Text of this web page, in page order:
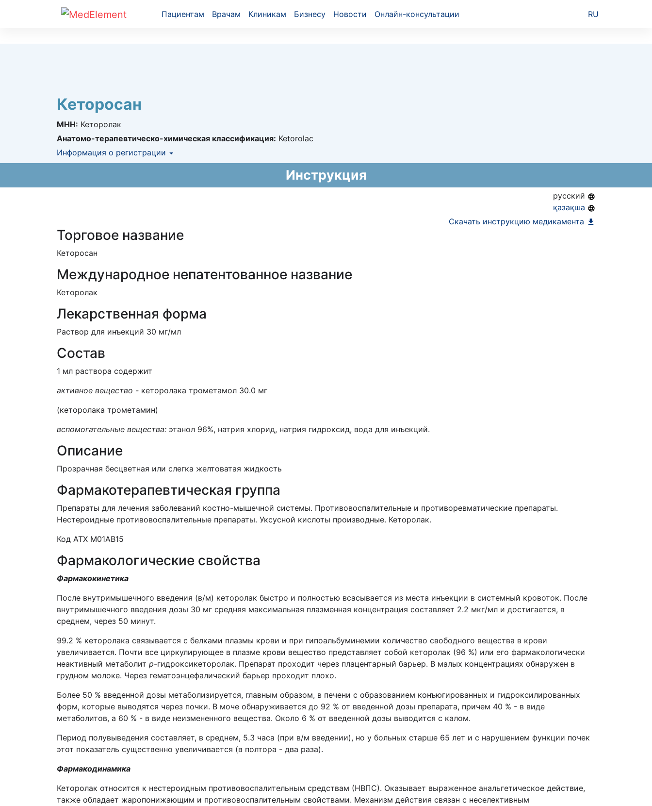
Пациентам Врачам Клиникам Бизнесу Новости Онлайн-консультации RU
Кеторосан
МНН: Кеторолак
Анатомо-терапевтическо-химическая классификация: Ketorolac
Информация о регистрации
Инструкция
русский
қазақша
Скачать инструкцию медикамента
Торговое название
Кеторосан
Международное непатентованное название
Кеторолак
Лекарственная форма
Раствор для инъекций 30 мг/мл
Состав
1 мл раствора содержит
активное вещество - кеторолака трометамол 30.0 мг
(кеторолака трометамин)
вспомогательные вещества: этанол 96%, натрия хлорид, натрия гидроксид, вода для инъекций.
Описание
Прозрачная бесцветная или слегка желтоватая жидкость
Фармакотерапевтическая группа
Препараты для лечения заболеваний костно-мышечной системы. Противовоспалительные и противоревматические препараты.
Нестероидные противовоспалительные препараты. Уксусной кислоты производные. Кеторолак.
Код АТХ M01AB15
Фармакологические свойства
Фармакокинетика
После внутримышечного введения (в/м) кеторолак быстро и полностью всасывается из места инъекции в системный кровоток. После
внутримышечного введения дозы 30 мг средняя максимальная плазменная концентрация составляет 2.2 мкг/мл и достигается, в
среднем, через 50 минут.
99.2 % кеторолака связывается с белками плазмы крови и при гипоальбуминемии количество свободного вещества в крови
увеличивается. Почти все циркулирующее в плазме крови вещество представляет собой кеторолак (96 %) или его фармакологически
неактивный метаболит р-гидроксикеторолак. Препарат проходит через плацентарный барьер. В малых концентрациях обнаружен в
грудном молоке. Через гематоэнцефалический барьер проходит плохо.
Более 50 % введенной дозы метаболизируется, главным образом, в печени с образованием конъюгированных и гидроксилированных
форм, которые выводятся через почки. В моче обнаруживается до 92 % от введенной дозы препарата, причем 40 % - в виде
метаболитов, а 60 % - в виде неизмененного вещества. Около 6 % от введенной дозы выводится с калом.
Период полувыведения составляет, в среднем, 5.3 часа (при в/м введении), но у больных старше 65 лет и с нарушением функции почек
этот показатель существенно увеличивается (в полтора - два раза).
Фармакодинамика
Кеторолак относится к нестероидным противовоспалительным средствам (НВПС). Оказывает выраженное анальгетическое действие,
также обладает жаропонижающим и противовоспалительным свойствами. Механизм действия связан с неселективным